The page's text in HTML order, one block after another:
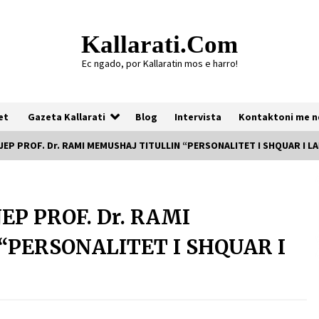
Kallarati.com
Ec ngado, por Kallaratin mos e harro!
Gazeta Kallarati Blog Intervista Kontaktoni me
07/07/2026
PROF. Dr. RAMI MEMUSHAJ TITULLIN “PERSONALITET I SHQUAR I
PROF. Dr. RAMI
I SHQUAR I